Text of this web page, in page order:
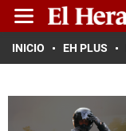
INICIO EH PLUS